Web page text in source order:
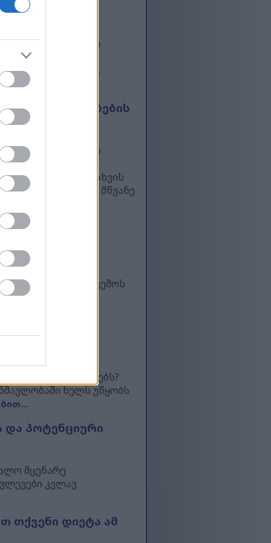
სფეროს ფორმის
თვისებებს.
ნივთიერებების
აყრიან. ეს
საოცარ
რომ ბევრი ხახვის
მისი თითოეული მწვანე
ზოგიერთ
გამო საპნის გემოს
სარგებელს
ბალახისგან
ბუნებრივ გზებს?
ხელს უწყობს
და პოტენციური
მცენარე
კვლავ
თქვენი დიეტა ამ